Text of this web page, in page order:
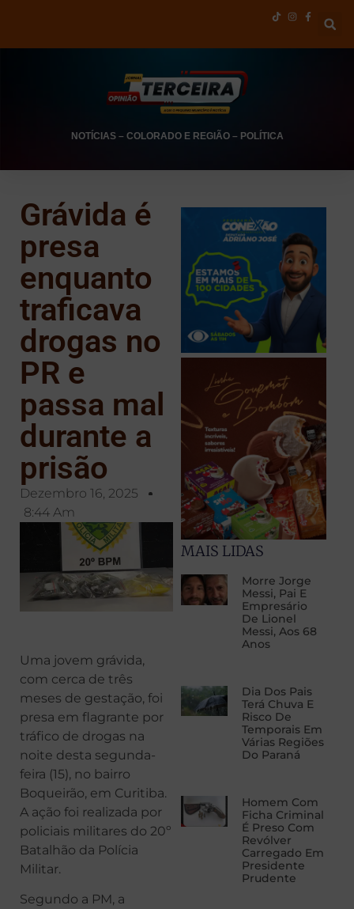
NOTÍCIAS– COLORADO E REGIÃO– POLÍTICA
Grávida é
presa
enquanto
traficava
drogas no
PR e
passa mal
durante a
prisão
Dezembro 16, 2025
8:44 Am
Uma jovem grávida,
com cerca de três
meses de gestação, foi
presa em flagrante por
tráfico de drogas na
noite desta segunda-
feira (15), no bairro
Boqueirão, em Curitiba.
A ação foi realizada por
policiais militares do 20º
Batalhão da Polícia
Militar.
Segundo a PM, a
MAIS LIDAS
Morre Jorge
Messi, Pai E
Empresário
De Lionel
Messi, Aos 68
Anos
Dia Dos Pais
Terá Chuva E
Risco De
Temporais Em
Várias Regiões
Do Paraná
Homem Com
Ficha Criminal
É Preso Com
Revólver
Carregado Em
Presidente
Prudente